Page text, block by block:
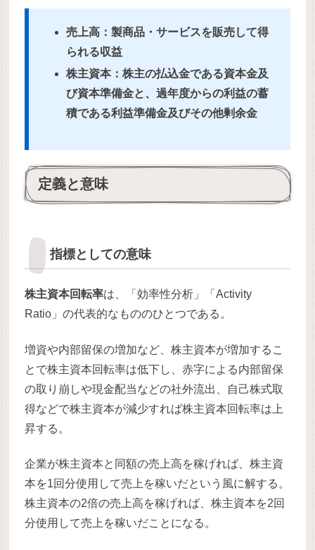
売上高：製商品・サービスを販売して得
られる収益
株主資本：株主の払込金である資本金及
び資本準備金と、過年度からの利益の蓄
積である利益準備金及びその他剰余金
定義と意味
指標としての意味
株主資本回転率は、「効率性分析」「Activity
Ratio」の代表的なもののひとつである。
増資や内部留保の増加など、株主資本が増加するこ
とで株主資本回転率は低下し、赤字による内部留保
の取り崩しや現金配当などの社外流出、自己株式取
得などで株主資本が減少すれば株主資本回転率は上
昇する。
企業が株主資本と同額の売上高を稼げれば、株主資
本を1回分使用して売上を稼いだという風に解する。
株主資本の2倍の売上高を稼げれば、株主資本を2回
分使用して売上を稼いだことになる。